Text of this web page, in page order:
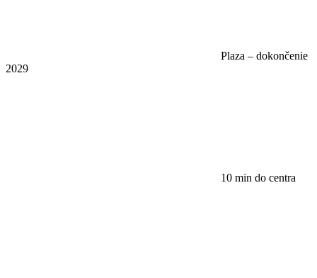
Plaza – dokončenie
2029
10 min do centra